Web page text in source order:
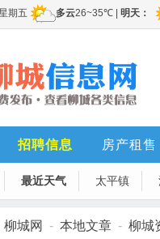
招聘信息 房产租售
最近天气 太平镇
柳城网 - 本地文章 - 柳城